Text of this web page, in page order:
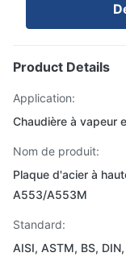
Product Details
Application:
Chaudière à vapeur
Nom de produit:
Plaque d'acier à
A553/A553M
Standard:
AISI, ASTM, BS,